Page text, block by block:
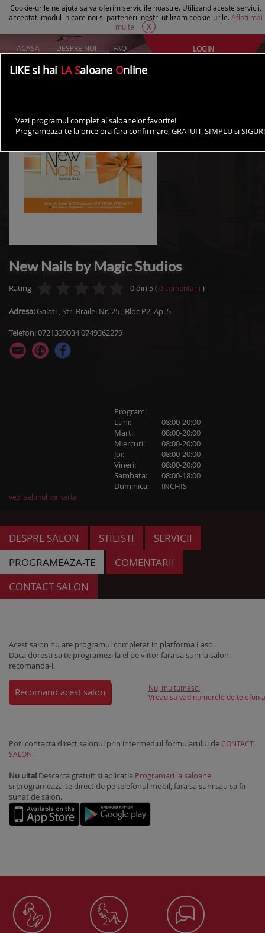
Cookie-urile ne ajuta sa va oferim serviciile noastre. Utilizand aceste servicii,
acceptati modul in care noi si partenerii nostri utilizam cookie-urile. Aflati mai
multe
X
ACASA DESPRE NOI FAQ
AI UN SALON?
LOGIN
New Nails by Magic Studios
Rating 0din 5( 0 comentarii )
Adresa: Galati , Str. Brailei Nr. 25 , Bloc P2, Ap. 5
Telefon: 0721339034 0749362279
Program:
Luni:
08:00-20:00
Marti:
08:00-20:00
Miercuri:
08:00-20:00
Joi:
08:00-20:00
Vineri:
08:00-20:00
Sambata:
08:00-18:00
Duminica:
INCHIS
vezi salonul pe harta
DESPRE SALON STILISTI
SERVICII
PROGRAMEAZA-TE
COMENTARII
CONTACT SALON
Acest salon nu are programul completat in platforma Laso.
Daca doresti sa te programezi la el pe viitor fara sa suni la salon,
recomanda-l.
Recomand acest salon
Nu, multumesc!
Vreau sa vad numerele de telefon
Poti contacta direct salonul prin intermediul formularului de CONTACT
SALON.
Nu uita! Descarca gratuit si aplicatia Programari la saloane
si programeaza-te direct de pe telefonul mobil, fara sa suni sau sa fii
sunat de salon.
LIKE si hai LA Saloane Online
Vezi programul complet al saloanelor favorite!
Programeaza-te la orice ora fara confirmare, GRATUIT, SIMPLU si SIGUR!